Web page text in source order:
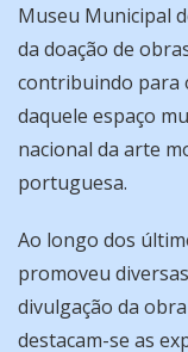
Museu Municipal
da doação de
contribuindo para
daquele espaço
nacional da arte
portuguesa.
Ao longo dos
promoveu
divulgação da
destacam-se as